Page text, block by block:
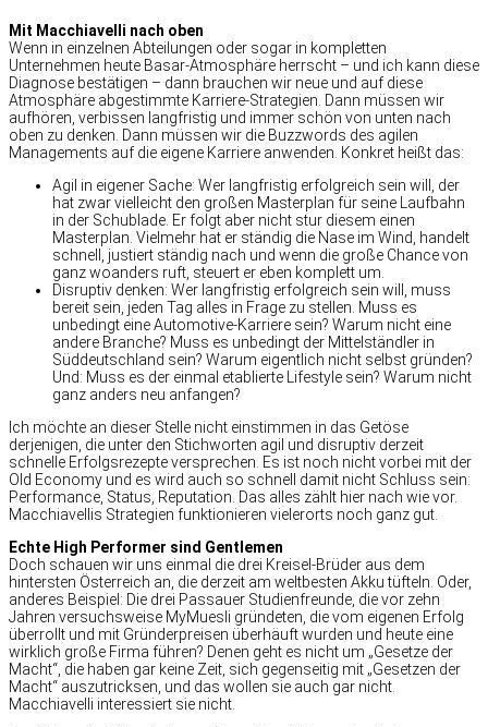
Mit Macchiavelli nach oben
Wenn in einzelnen Abteilungen oder sogar in kompletten
Unternehmen heute Basar-Atmosphäre herrscht – und ich kann diese
Diagnose bestätigen – dann brauchen wir neue und auf diese
Atmosphäre abgestimmte Karriere-Strategien. Dann müssen wir
aufhören, verbissen langfristig und immer schön von unten nach
oben zu denken. Dann müssen wir die Buzzwords des agilen
Managements auf die eigene Karriere anwenden. Konkret heißt das:
Agil in eigener Sache: Wer langfristig erfolgreich sein will, der
hat zwar vielleicht den großen Masterplan für seine Laufbahn
in der Schublade. Er folgt aber nicht stur diesem einen
Masterplan. Vielmehr hat er ständig die Nase im Wind, handelt
schnell, justiert ständig nach und wenn die große Chance von
ganz woanders ruft, steuert er eben komplett um.
Disruptiv denken: Wer langfristig erfolgreich sein will, muss
bereit sein, jeden Tag alles in Frage zu stellen. Muss es
unbedingt eine Automotive-Karriere sein? Warum nicht eine
andere Branche? Muss es unbedingt der Mittelständler in
Süddeutschland sein? Warum eigentlich nicht selbst gründen?
Und: Muss es der einmal etablierte Lifestyle sein? Warum nicht
ganz anders neu anfangen?
Ich möchte an dieser Stelle nicht einstimmen in das Getöse
derjenigen, die unter den Stichworten agil und disruptiv derzeit
schnelle Erfolgsrezepte versprechen. Es ist noch nicht vorbei mit der
Old Economy und es wird auch so schnell damit nicht Schluss sein:
Performance, Status, Reputation. Das alles zählt hier nach wie vor.
Macchiavellis Strategien funktionieren vielerorts noch ganz gut.
Echte High Performer sind Gentlemen
Doch schauen wir uns einmal die drei Kreisel-Brüder aus dem
hintersten Österreich an, die derzeit am weltbesten Akku tüfteln. Oder,
anderes Beispiel: Die drei Passauer Studienfreunde, die vor zehn
Jahren versuchsweise MyMuesli gründeten, die vom eigenen Erfolg
überrollt und mit Gründerpreisen überhäuft wurden und heute eine
wirklich große Firma führen? Denen geht es nicht um „Gesetze der
Macht“, die haben gar keine Zeit, sich gegenseitig mit „Gesetzen der
Macht“ auszutricksen, und das wollen sie auch gar nicht.
Macchiavelli interessiert sie nicht.